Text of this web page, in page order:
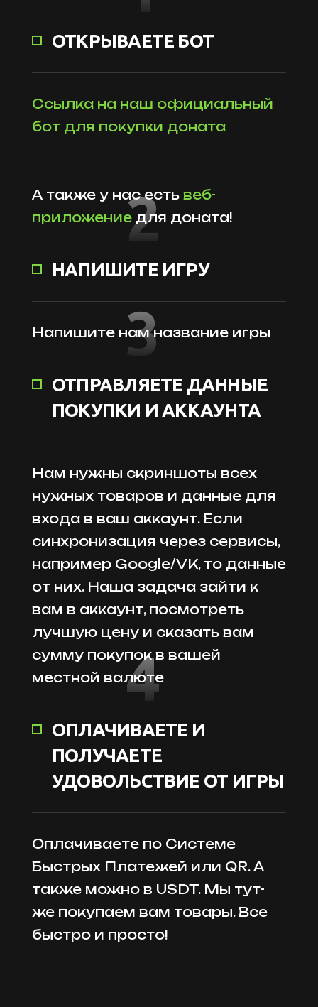
ОТКРЫВАЕТЕ БОТ
Ссылка на наш официальный
бот для покупки доната
А также у нас есть веб-
приложение для доната!
НАПИШИТЕ ИГРУ
Напишите нам название игры
2
ОТПРАВЛЯЕТЕ ДАННЫЕ
ПОКУПКИ И АККАУНТА
Нам нужны скриншоты всех
нужных товаров и данные для
входа в ваш аккаунт. Если
синхронизация через сервисы,
например Google/VK, то данные
от них. Наша задача зайти к
вам в аккаунт, посмотреть
лучшую цену и сказать вам
сумму покупок в вашей
местной валюте
3
ОПЛАЧИВАЕТЕ И
ПОЛУЧАЕТЕ
УДОВОЛЬСТВИЕ ОТ ИГРЫ
Оплачиваете по Системе
Быстрых Платежей или QR. А
также можно в USDT. Мы тут-
же покупаем вам товары. Все
быстро и просто!
4